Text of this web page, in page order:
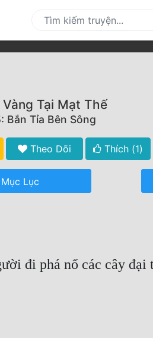
Tại Mạt Thế
Bắn Tỉa Bên Sông
Theo Dõi Thích (1)
Mục Lục
đi phá nổ các cây đại